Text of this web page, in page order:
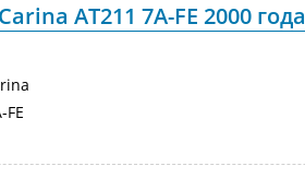
AT211 7A-FE 2000 года
FE